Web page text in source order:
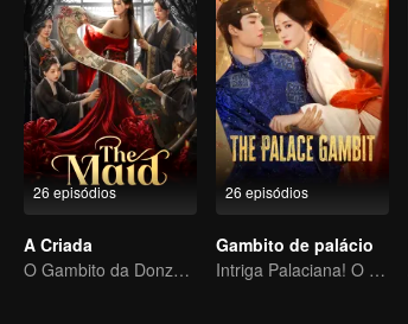
26 episódios
A Criada
O Gambito da Donzela Desonrada
26 episódios
Gambito de palácio
Intriga Palaciana! O Desafio de uma Solitária